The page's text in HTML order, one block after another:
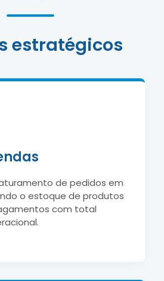
estratégicos
de pedidos em
o estoque de produtos
com total